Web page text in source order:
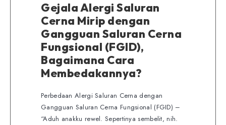
Gejala Alergi Saluran
Cerna Mirip dengan
Gangguan Saluran Cerna
Fungsional (FGID),
Bagaimana Cara
Membedakannya?
Perbedaan Alergi Saluran Cerna dengan
Gangguan Saluran Cerna Fungsional (FGID) –
“Aduh anakku rewel. Sepertinya sembelit, nih.